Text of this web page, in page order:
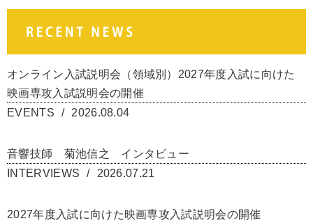
オンライン入試説明会（領域別）2027年度入試に向けた
映画専攻入試説明会の開催
EVENTS
2026.08.04
音響技師 菊池信之 インタビュー
INTERVIEWS
2026.07.21
2027年度入試に向けた映画専攻入試説明会の開催